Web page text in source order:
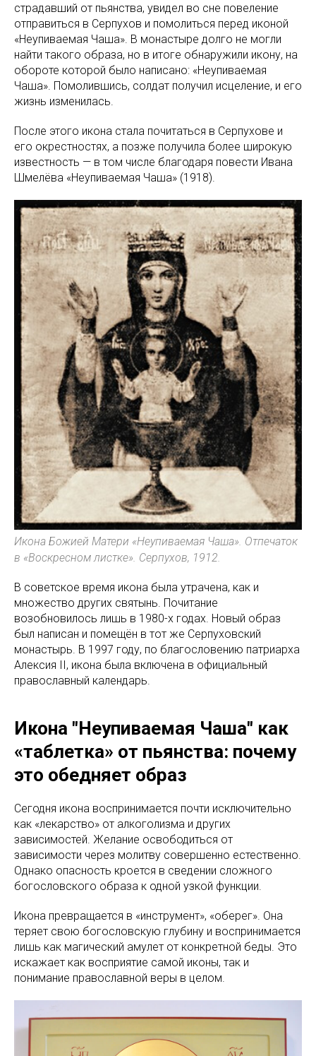
страдавший от пьянства, увидел во сне повеление
отправиться в Серпухов и помолиться перед иконой
«Неупиваемая Чаша». В монастыре долго не могли
найти такого образа, но в итоге обнаружили икону, на
обороте которой было написано: «Неупиваемая
Чаша». Помолившись, солдат получил исцеление, и его
жизнь изменилась.
После этого икона стала почитаться в Серпухове и
его окрестностях, а позже получила более широкую
известность — в том числе благодаря повести Ивана
Шмелёва «Неупиваемая Чаша» (1918).
Икона Божией Матери «Неупиваемая Чаша». Отпечаток
в «Воскресном листке». Серпухов, 1912.
В советское время икона была утрачена, как и
множество других святынь. Почитание
возобновилось лишь в 1980-х годах. Новый образ
был написан и помещён в тот же Серпуховский
монастырь. В 1997 году, по благословению патриарха
Алексия II, икона была включена в официальный
православный календарь.
Икона "Неупиваемая Чаша" как
«таблетка» от пьянства: почему
это обедняет образ
Сегодня икона воспринимается почти исключительно
как «лекарство» от алкоголизма и других
зависимостей. Желание освободиться от
зависимости через молитву совершенно естественно.
Однако опасность кроется в сведении сложного
богословского образа к одной узкой функции.
Икона превращается в «инструмент», «оберег». Она
теряет свою богословскую глубину и воспринимается
лишь как магический амулет от конкретной беды. Это
искажает как восприятие самой иконы, так и
понимание православной веры в целом.